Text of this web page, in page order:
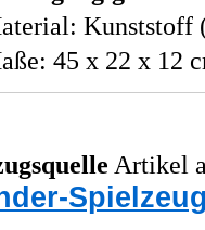
Kunststoff
45 x 22 x 12
Artikel